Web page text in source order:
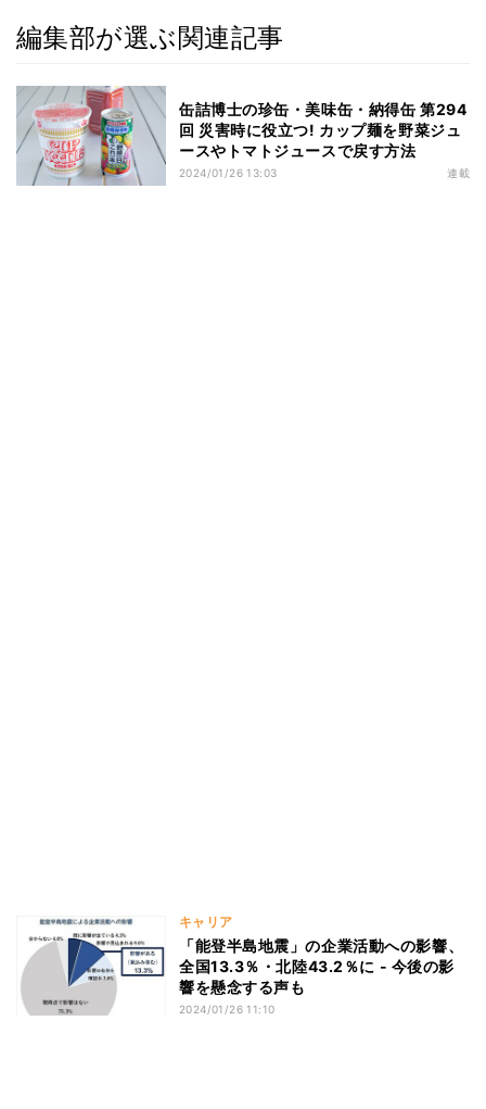
編集部が選ぶ関連記事
缶詰博士の珍缶・美味缶・納得缶 第294
回 災害時に役立つ! カップ麺を野菜ジュ
ースやトマトジュースで戻す方法
2024/01/26 13:03 連載
キャリア
「能登半島地震」の企業活動への影響、
全国13.3％・北陸43.2％に - 今後の影
響を懸念する声も
2024/01/26 11:10